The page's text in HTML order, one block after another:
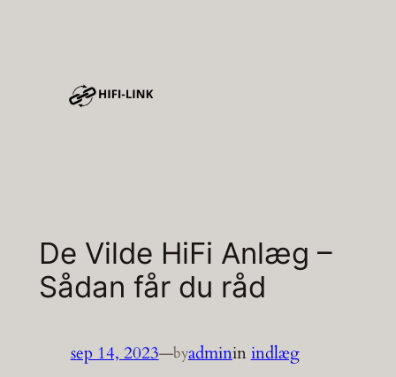
De Vilde HiFi Anlæg –
Sådan får du råd
sep 14, 2023—byadmininindlæg